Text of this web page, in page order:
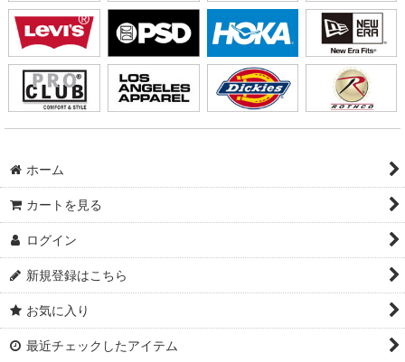
ホーム
カートを見る
ログイン
新規登録はこちら
お気に入り
最近チェックしたアイテム